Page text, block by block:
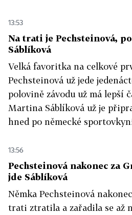
13:53
Na trati je Pechsteinová,
Sáblíková
Velká favoritka na celkové
Pechsteinová už jede
polovině závodu už má lepší
Martina Sáblíková už je
hned po německé
13:56
Pechsteinová nakonec za
jde Sáblíková
Němka Pechsteinová
trati ztratila a zařadila se až